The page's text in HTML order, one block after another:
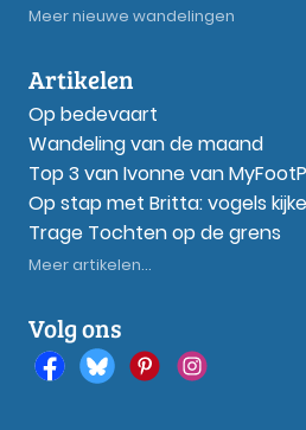
Meer nieuwe wandelingen
Artikelen
Op bedevaart
Wandeling van de maand
Top 3 van Ivonne van
Op stap met Britta: vogels
Trage Tochten op de grens
Meer artikelen...
Volg ons